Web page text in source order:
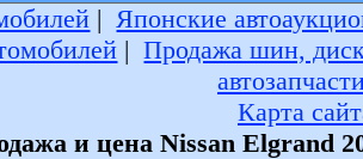
| Японские
|Продажа шин,
Карта
и цена Nissan Elgrand